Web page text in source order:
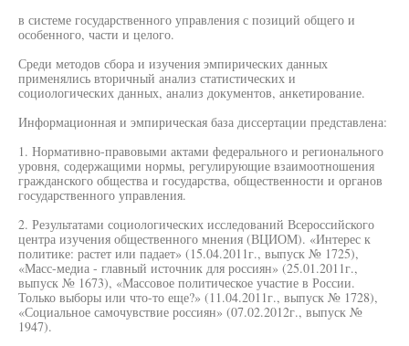
в системе государственного управления с позиций общего и
особенного, части и целого.
Среди методов сбора и изучения эмпирических данных
применялись вторичный анализ статистических и
социологических данных, анализ документов, анкетирование.
Информационная и эмпирическая база диссертации представлена:
1. Нормативно-правовыми актами федерального и регионального
уровня, содержащими нормы, регулирующие взаимоотношения
гражданского общества и государства, общественности и органов
государственного управления.
2. Результатами социологических исследований Всероссийского
центра изучения общественного мнения (ВЦИОМ). «Интерес к
политике: растет или падает» (15.04.2011г., выпуск № 1725),
«Масс-медиа - главный источник для россиян» (25.01.2011г.,
выпуск № 1673), «Массовое политическое участие в России.
Только выборы или что-то еще?» (11.04.2011г., выпуск № 1728),
«Социальное самочувствие россиян» (07.02.2012г., выпуск №
1947).